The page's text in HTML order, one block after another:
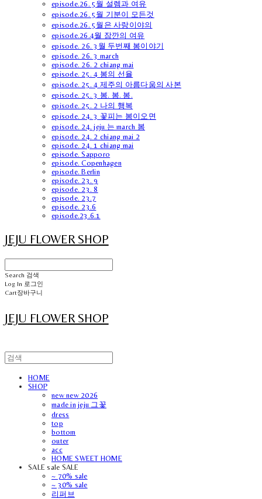
episode.26. 5월 설렘과 여유
episode.26. 5월 기분이 모든것
episode.26. 5월은 사랑이야의
episode.26.4월 잠깐의 여유
episode. 26. 3월 두번째 봄이야기
episode. 26. 3 march
episode. 26. 2 chiang mai
episode. 25. 4 봄의 선율
episode. 25. 4 제주의 아름다움의 사본
episode. 25. 3 봄. 봄. 봄.
episode. 25. 2 나의 행복
episode. 24. 3 꽃피는 봄이오면
episode. 24. jeju 는 march 봄
episode. 24. 2 chiang mai 2
episode. 24. 1 chiang mai
episode. Sapporo
episode. Copenhagen
episode. Berlin
episode. 23. 9
episode. 23. 8
episode. 23.7
episode. 23.6
episode.23.6.1
JEJU FLOWER SHOP
Search 검색
Log In 로그인
Cart장바구니
JEJU FLOWER SHOP
HOME
SHOP
new new 2026
made in jeju 그꽃
dress
top
bottom
outer
acc
HOME SWEET HOME
SALE sale SALE
~ 70% sale
~ 30% sale
리퍼브